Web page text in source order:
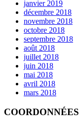
janvier 2019
décembre 2018
novembre 2018
octobre 2018
septembre 2018
août 2018
juillet 2018
juin 2018
mai 2018
avril 2018
mars 2018
COORDONNÉES